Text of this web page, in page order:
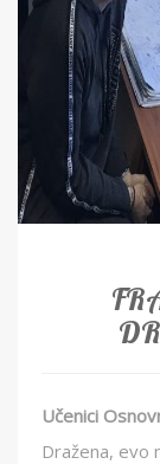
Učenici
Dražena, evo